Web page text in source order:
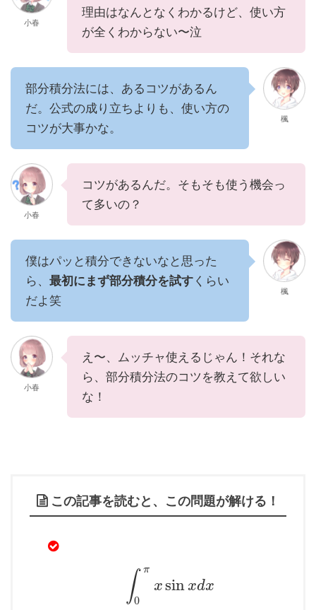
小春
理由はなんとなくわかるけど、使い方
が全くわからない〜泣
部分積分法には、あるコツがあるん
だ。公式の成り立ちよりも、使い方の
コツが大事かな。
楓
小春
コツがあるんだ。そもそも使う機会っ
て多いの？
僕はパッと積分できないなと思った
ら、 最初にまず部分積分を試す くらい
だよ笑
楓
小春
え〜、ムッチャ使えるじゃん！それな
ら、部分積分法のコツを教えて欲しい
な！
この記事を読むと、この問題が解ける！
∫ π
0
x sinxdx